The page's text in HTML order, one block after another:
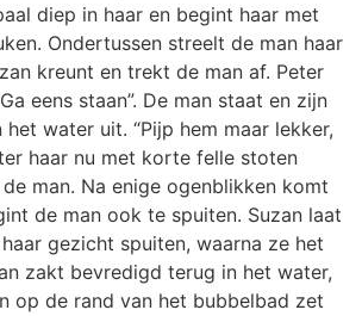
diep in haar en begint haar met
Ondertussen streelt de man haar
kreunt en trekt de man af. Peter
eens staan”. De man staat en zijn
water uit. “Pijp hem maar lekker,
haar nu met korte felle stoten
man. Na enige ogenblikken komt
de man ook te spuiten. Suzan laat
gezicht spuiten, waarna ze het
zakt bevredigd terug in het water,
op de rand van het bubbelbad zet